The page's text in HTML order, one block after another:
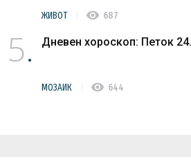
ЖИВОТ visibility 687
5 Дневен хороскоп: Петок
МОЗАИК visibility 644